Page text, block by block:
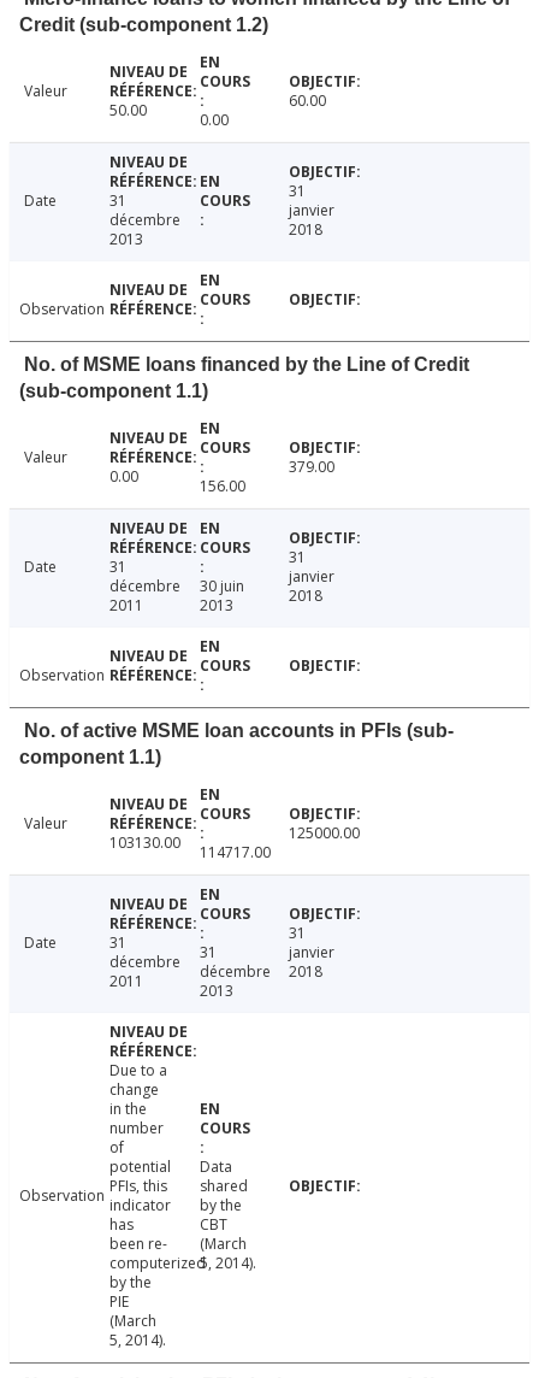
Credit (sub-component 1.2)
Valeur
50.00
0.00
60.00
Date
31
décembre
2013
31
janvier
2018
Observation
No. of MSME loans financed by the Line of Credit
(sub-component 1.1)
Valeur
0.00
156.00
379.00
Date
31
décembre
2011
30 juin
2013
31
janvier
2018
Observation
No. of active MSME loan accounts in PFIs (sub-
component 1.1)
Valeur
103130.00
114717.00
125000.00
Date
31
décembre
2011
31
décembre
2013
31
janvier
2018
Observation
Due to a
change
in the
number
of
potential
PFIs, this
indicator
has
been re-
computerized
by the
PIE
(March
5, 2014).
Data
shared
by the
CBT
(March
5, 2014).